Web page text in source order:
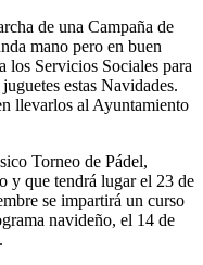
de una Campaña de
mano pero en buen
los Servicios Sociales para
estas Navidades.
llevarlos al Ayuntamiento
Torneo de Pádel,
y que tendrá lugar el 23 de
se impartirá un curso
navideño, el 14 de